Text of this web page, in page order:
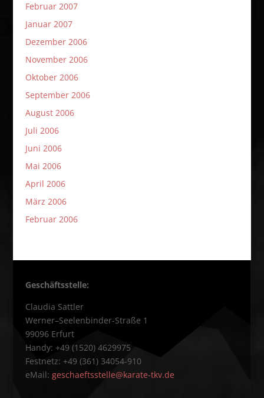
Februar 2007
Januar 2007
Dezember 2006
November 2006
Oktober 2006
September 2006
August 2006
Juli 2006
Juni 2006
Mai 2006
April 2006
März 2006
Februar 2006
Geschäftsstelle:
Claudia Sattler
Werner–Seelenbinder-Straße 1
99096 Erfurt
Handy: +49 (1520) 4629975
Festnetz: +49 (361) 34054-910
eMail: geschaeftsstelle@karate-tkv.de